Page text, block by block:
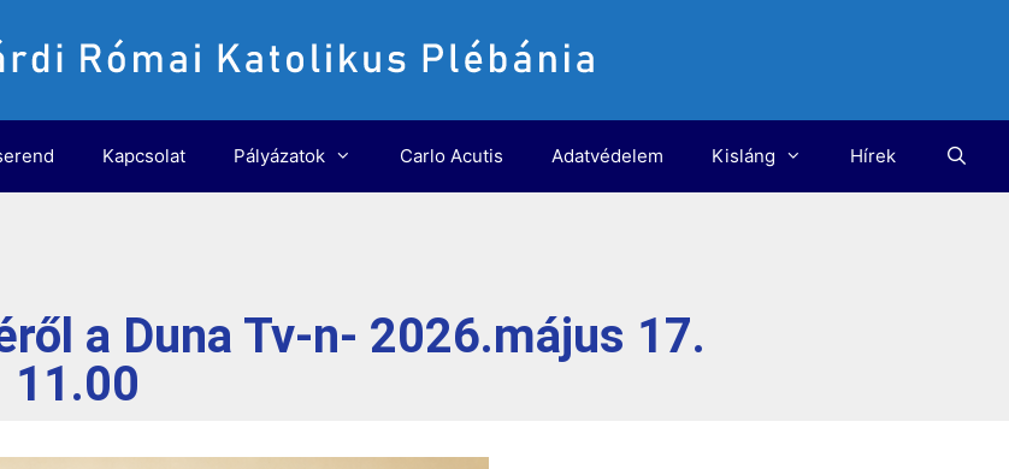
Kapcsolat Pályázatok Carlo Acutis Adatvédelem Kisláng Hírek
a Duna Tv-n- 2026.május 17.
11.00